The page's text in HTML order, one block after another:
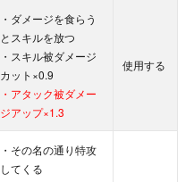
・ダメージを食らう
とスキルを放つ
・スキル被ダメージ
カット×0.9
・アタック被ダメー
ジアップ×1.3
使用する
・その名の通り特攻
してくる